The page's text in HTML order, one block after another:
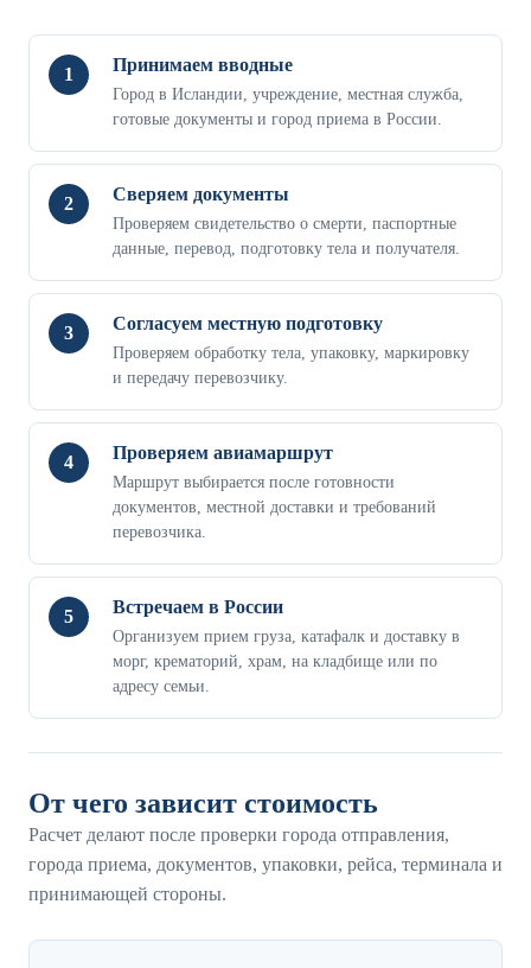
1 Принимаем вводные
Город в Исландии, учреждение, местная служба,
готовые документы и город приема в России.
2 Сверяем документы
Проверяем свидетельство о смерти, паспортные
данные, перевод, подготовку тела и получателя.
3 Согласуем местную подготовку
Проверяем обработку тела, упаковку, маркировку
и передачу перевозчику.
4 Проверяем авиамаршрут
Маршрут выбирается после готовности
документов, местной доставки и требований
перевозчика.
5 Встречаем в России
Организуем прием груза, катафалк и доставку в
морг, крематорий, храм, на кладбище или по
адресу семьи.
От чего зависит стоимость
Расчет делают после проверки города отправления,
города приема, документов, упаковки, рейса, терминала и
принимающей стороны.